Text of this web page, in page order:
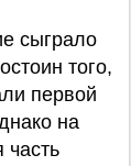
сыграло
того,
первой
на
часть